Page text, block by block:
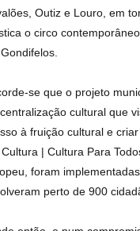
Outiz e Louro, em
o circo
se que o projeto
cultural que
à fruição cultural e
Cultura | Cultura Para
foram
perto de 900